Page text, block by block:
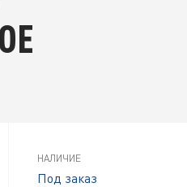
НАЛИЧИЕ
Под заказ